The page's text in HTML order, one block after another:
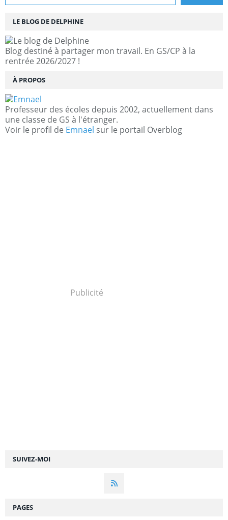
SUIVEZ-MOI
LE BLOG DE DELPHINE
Blog destiné à partager mon travail. En GS/CP à la
rentrée 2026/2027 !
À PROPOS
Professeur des écoles depuis 2002, actuellement dans
une classe de GS à l'étranger.
Voir le profil de Emnael sur le portail Overblog
Publicité
PAGES